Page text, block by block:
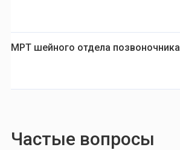
МРТ шейного отдела позвоночника
Частые вопросы